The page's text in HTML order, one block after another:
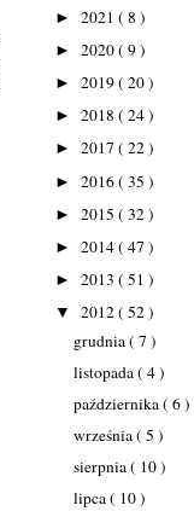
► 2021 ( 8 )
► 2020( 9 )
► 2019( 20 )
► 2018 ( 24 )
► 2017 ( 22 )
► 2016( 35 )
► 2015 ( 32 )
► 2014( 47 )
► 2013 ( 51 )
▼ 2012( 52 )
grudnia( 7 )
listopada( 4 )
października( 6 )
września( 5 )
sierpnia( 10 )
lipca( 10 )